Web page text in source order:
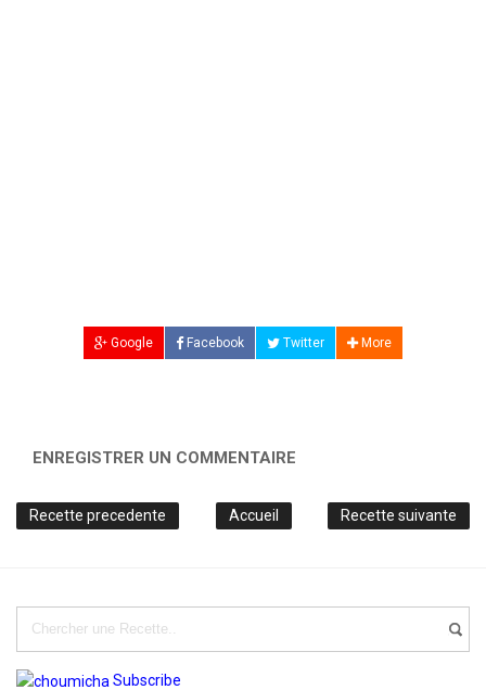
Google Facebook Twitter More
ENREGISTRER UN COMMENTAIRE
Recette precedente Recette suivante
Accueil
Subscribe